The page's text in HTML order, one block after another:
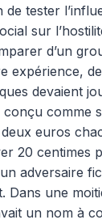
tester
sur
d’un
expérience,
devaient
comme
euros
20 centimes
adversaire
Dans une
un nom à